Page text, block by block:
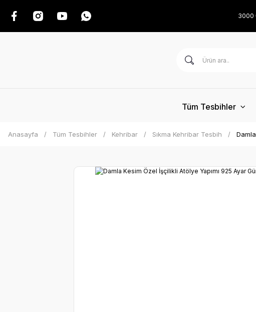
3000
Tüm Tesbihler
Anasayfa Tüm Tesbihler Kehribar Sıkma Kehribar Tesbih